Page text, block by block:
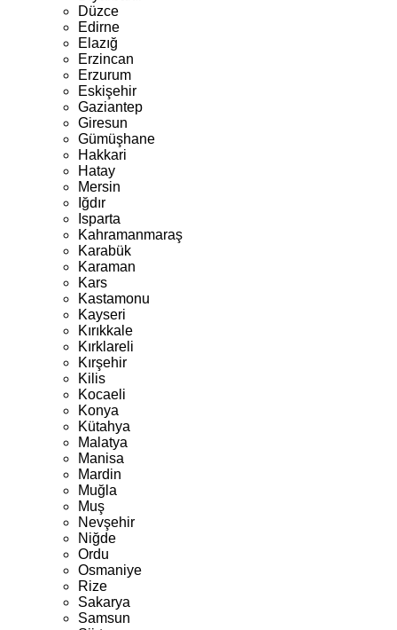
Düzce
Edirne
Elazığ
Erzincan
Erzurum
Eskişehir
Gaziantep
Giresun
Gümüşhane
Hakkari
Hatay
Mersin
Iğdır
Isparta
Kahramanmaraş
Karabük
Karaman
Kars
Kastamonu
Kayseri
Kırıkkale
Kırklareli
Kırşehir
Kilis
Kocaeli
Konya
Kütahya
Malatya
Manisa
Mardin
Muğla
Muş
Nevşehir
Niğde
Ordu
Osmaniye
Rize
Sakarya
Samsun